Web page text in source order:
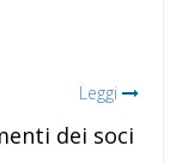
Leggi
dei soci